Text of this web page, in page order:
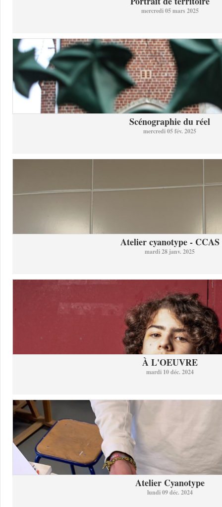
mercredi 05 mars 2025
Scénographie du réel
mercredi 05 fév. 2025
Atelier cyanotype - CCAS
mardi 28 janv. 2025
À L'OEUVRE
mardi 10 déc. 2024
Atelier Cyanotype
lundi 09 déc. 2024